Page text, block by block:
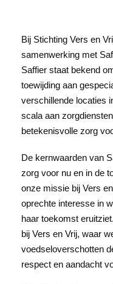
Bij Stichting Vers en
samenwerking met
Saffier staat bekend
toewijding aan
verschillende locaties
scala aan
betekenisvolle zorg
De kernwaarden van
zorg voor nu en in de
onze missie bij Vers
oprechte interesse in
haar toekomst
bij Vers en Vrij, waar
voedseloverschotten
respect en aandacht